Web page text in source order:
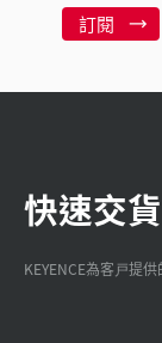
訂閱
快速交
KEYENCE為客戸提